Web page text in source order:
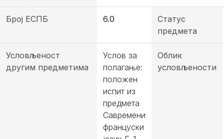
Број ЕСПБ 6.0
Статус
предмета
Условљеност
другим предметима
Услов за
полагање:
положен
испит из
предмета
Савремени
француски
Облик
условљености